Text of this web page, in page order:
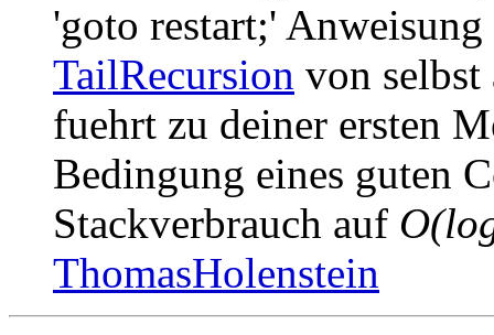
'goto restart;'
TailRecursion von selbst
fuehrt zu deiner ersten
Bedingung eines guten
Stackverbrauch auf
ThomasHolenstein